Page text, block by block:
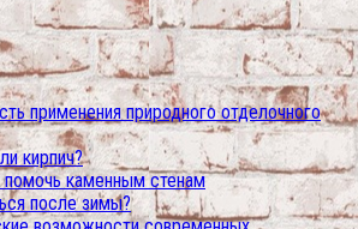
применения природного отделочного
кирпич?
помочь каменным стенам
после зимы?